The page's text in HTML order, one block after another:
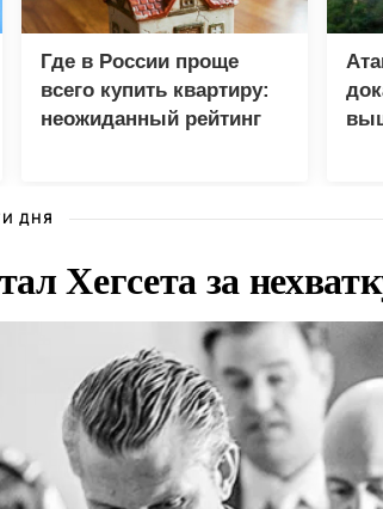
Где в России проще
всего купить квартиру:
неожиданный рейтинг
ДНЯ
Хегсета за